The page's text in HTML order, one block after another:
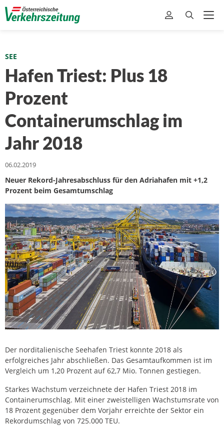
SEE
Hafen Triest: Plus 18
Prozent
Containerumschlag im
Jahr 2018
06.02.2019
Neuer Rekord-Jahresabschluss für den Adriahafen mit +1,2
Prozent beim Gesamtumschlag
Der norditalienische Seehafen Triest konnte 2018 als
erfolgreiches Jahr abschließen. Das Gesamtaufkommen ist im
Vergleich um 1,20 Prozent auf 62,7 Mio. Tonnen gestiegen.
Starkes Wachstum verzeichnete der Hafen Triest 2018 im
Containerumschlag. Mit einer zweistelligen Wachstumsrate von
18 Prozent gegenüber dem Vorjahr erreichte der Sektor ein
Rekordumschlag von 725.000 TEU.